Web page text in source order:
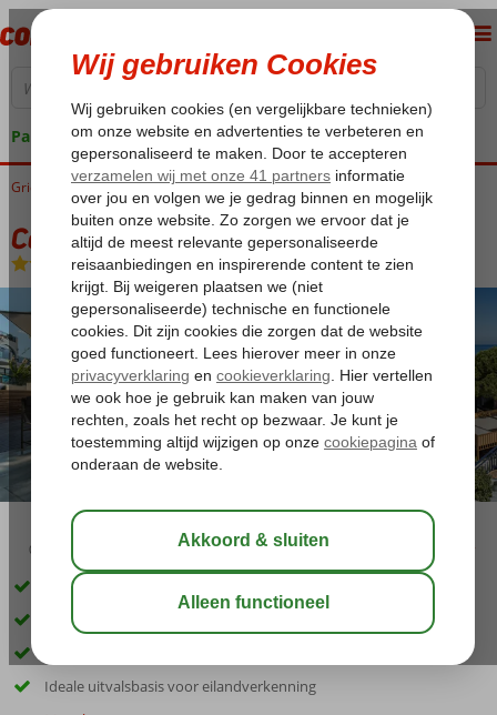
Pakketgarantie
Home
Griekenland Zakynthos Argassi Contessa Hotel
Contessa Hotel
Logies en ontbijt -Hotel
03:05
Prachtig uitzicht over zee vanuit het restaurant
Groot zwembad met bar
Ideale uitvalsbasis voor eilandverkenning